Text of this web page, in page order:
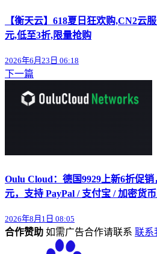
【衡天云】618夏日狂欢购,CN2云
元,低至3折,限量抢购
2026年6月23日 06:18
下一篇
Oulu Cloud：德国9929上新6折促销
元，支持 PayPal / 支付宝 / 加密货币
2026年8月1日 08:05
合作赞助 如需广告合作请联系 联系